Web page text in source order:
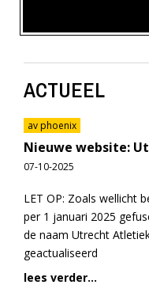
ACTUEEL
av phoenix
Nieuwe website:
07-10-2025
LET OP: Zoals wellicht
per 1 januari 2025
de naam Utrecht
geactualiseerd
lees verder...